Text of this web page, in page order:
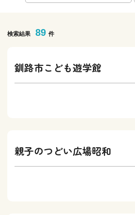
検索結果 89 件
釧路市こども遊学館
親子のつどい広場昭和